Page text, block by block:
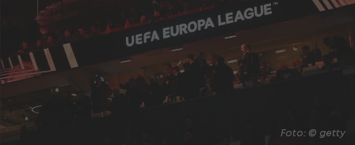
Foto: © getty